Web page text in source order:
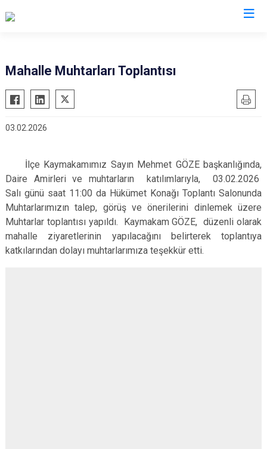
Akyazı
Ferizli
Geyve
Karapürçek
Karasu
Kaynarca
Kocaali
Adapazarı
Arifiye
Erenler
Serdivan
Mahalle Muhtarları Toplantısı
03.02.2026
İlçe Kaymakamımız Sayın Mehmet GÖZE başkanlığında,
Daire Amirleri ve muhtarların katılımlarıyla, 03.02.2026
Salı günü saat 11:00 da Hükümet Konağı Toplantı Salonunda
Muhtarlarımızın talep, görüş ve önerilerini dinlemek üzere
Muhtarlar toplantısı yapıldı. Kaymakam GÖZE, düzenli olarak
mahalle ziyaretlerinin yapılacağını belirterek toplantıya
katkılarından dolayı muhtarlarımıza teşekkür etti.